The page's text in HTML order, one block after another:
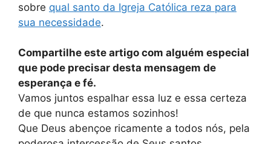
sobre qual santo da Igreja Católica reza para
sua necessidade.
Compartilhe este artigo com alguém especial
que pode precisar desta mensagem de
esperança e fé.
Vamos juntos espalhar essa luz e essa certeza
de que nunca estamos sozinhos!
Que Deus abençoe ricamente a todos nós, pela